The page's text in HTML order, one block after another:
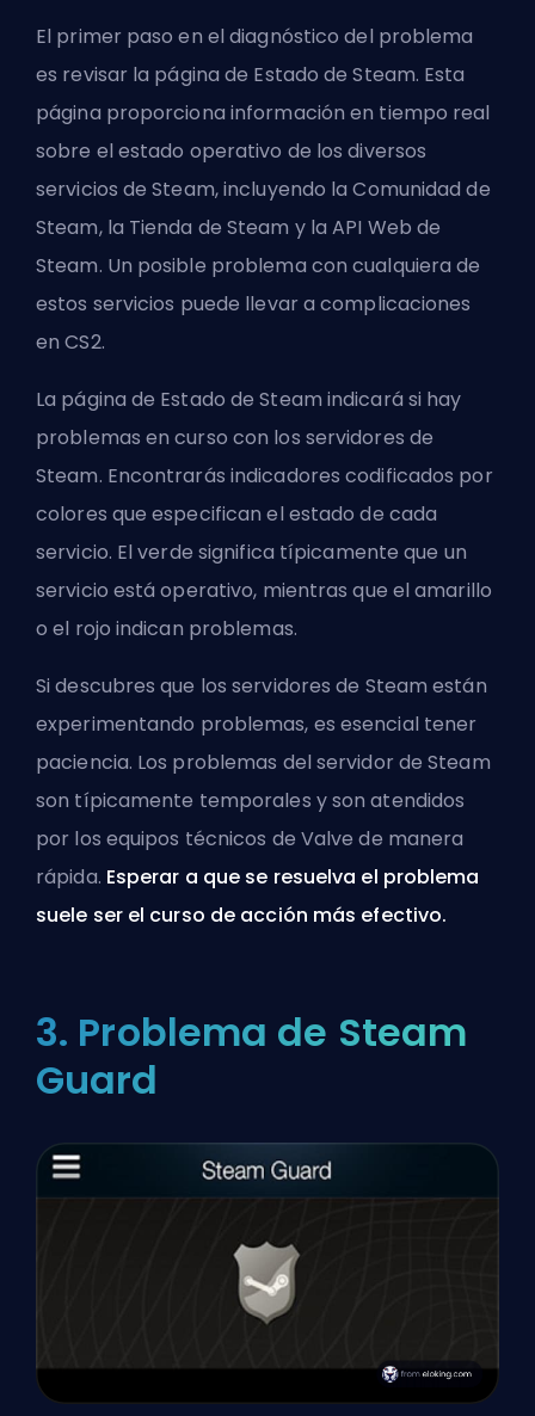
El primer paso en el diagnóstico del problema
es revisar la página de Estado de Steam. Esta
página proporciona información en tiempo real
sobre el estado operativo de los diversos
servicios de Steam, incluyendo la Comunidad de
Steam, la Tienda de Steam y la API Web de
Steam. Un posible problema con cualquiera de
estos servicios puede llevar a complicaciones
en CS2.
La página de Estado de Steam indicará si hay
problemas en curso con los servidores de
Steam. Encontrarás indicadores codificados por
colores que especifican el estado de cada
servicio. El verde significa típicamente que un
servicio está operativo, mientras que el amarillo
o el rojo indican problemas.
Si descubres que los servidores de Steam están
experimentando problemas, es esencial tener
paciencia. Los problemas del servidor de Steam
son típicamente temporales y son atendidos
por los equipos técnicos de Valve de manera
rápida. Esperar a que se resuelva el problema
suele ser el curso de acción más efectivo.
3. Problema de Steam
Guard